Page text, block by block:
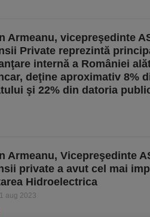
Armeanu, vicepreşedinte
Private reprezintă
internă a României
deţine aproximativ 8%
şi 22% din datoria
Armeanu, Vicepreşedinte
private a avut cel mai
Hidroelectrica
aug 2023